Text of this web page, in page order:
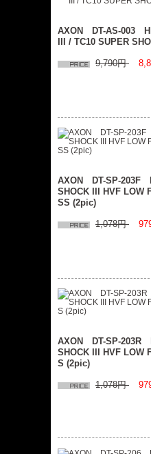
AXON DT-AS-003
III / TC10 SUPER
9,790円
AXON DT-SP-203F
SHOCK III HVF LOW
SS (2pic)
1,078円
AXON DT-SP-203R
SHOCK III HVF LOW
S (2pic)
1,078円